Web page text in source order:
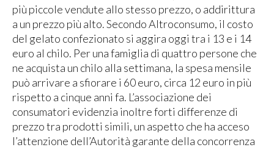
più piccole vendute allo stesso prezzo, o addirittura
a un prezzo più alto. Secondo Altroconsumo, il costo
del gelato confezionato si aggira oggi tra i 13 e i 14
euro al chilo. Per una famiglia di quattro persone che
ne acquista un chilo alla settimana, la spesa mensile
può arrivare a sfiorare i 60 euro, circa 12 euro in più
rispetto a cinque anni fa. L’associazione dei
consumatori evidenzia inoltre forti differenze di
prezzo tra prodotti simili, un aspetto che ha acceso
l’attenzione dell’Autorità garante della concorrenza